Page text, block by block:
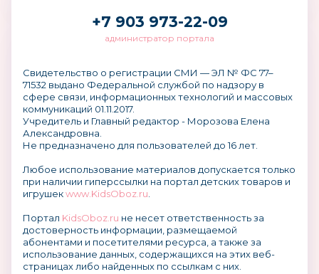
+7 903 973-22-09
администратор портала
Свидетельство о регистрации СМИ — ЭЛ № ФС 77–
71532 выдано Федеральной службой по надзору в
сфере связи, информационных технологий и массовых
коммуникаций 01.11.2017.
Учредитель и Главный редактор - Морозова Елена
Александровна.
Не предназначено для пользователей до 16 лет.
Любое использование материалов допускается только
при наличии гиперссылки на портал детских товаров и
игрушекwww.KidsOboz.ru
Портал KidsOboz.ru не несет ответственность за
достоверность информации, размещаемой
абонентами и посетителями ресурса, а также за
использование данных, содержащихся на этих веб-
страницах либо найденных по ссылкам с них.